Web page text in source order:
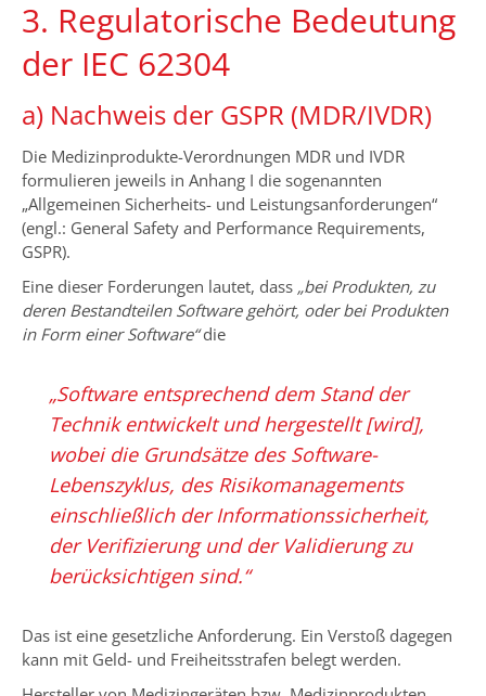
3. Regulatorische Bedeutung
der IEC 62304
a) Nachweis der GSPR (MDR/IVDR)
Die Medizinprodukte-Verordnungen MDR und IVDR
formulieren jeweils in Anhang I die sogenannten
„Allgemeinen Sicherheits- und Leistungsanforderungen“
(engl.: General Safety and Performance Requirements,
GSPR).
Eine dieser Forderungen lautet, dass „bei Produkten, zu
deren Bestandteilen Software gehört, oder bei Produkten
in Form einer Software“die
„Software entsprechend dem Stand der
Technik entwickelt und hergestellt [wird],
wobei die Grundsätze des Software-
Lebenszyklus, des Risikomanagements
einschließlich der Informationssicherheit,
der Verifizierung und der Validierung zu
berücksichtigen sind.“
Das ist eine gesetzliche Anforderung. Ein Verstoß dagegen
kann mit Geld- und Freiheitsstrafen belegt werden.